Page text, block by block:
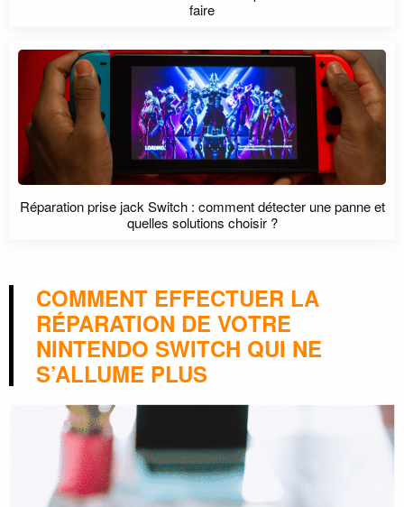
faire
Réparation prise jack Switch : comment détecter une panne et
quelles solutions choisir ?
COMMENT EFFECTUER LA
RÉPARATION DE VOTRE
NINTENDO SWITCH QUI NE
S’ALLUME PLUS